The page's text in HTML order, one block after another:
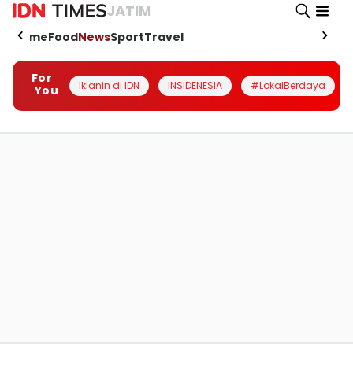
JATIM
HomeFoodNewsSportTravel
For
You
Iklanin di IDN INSIDENESIA #LokalBerdaya